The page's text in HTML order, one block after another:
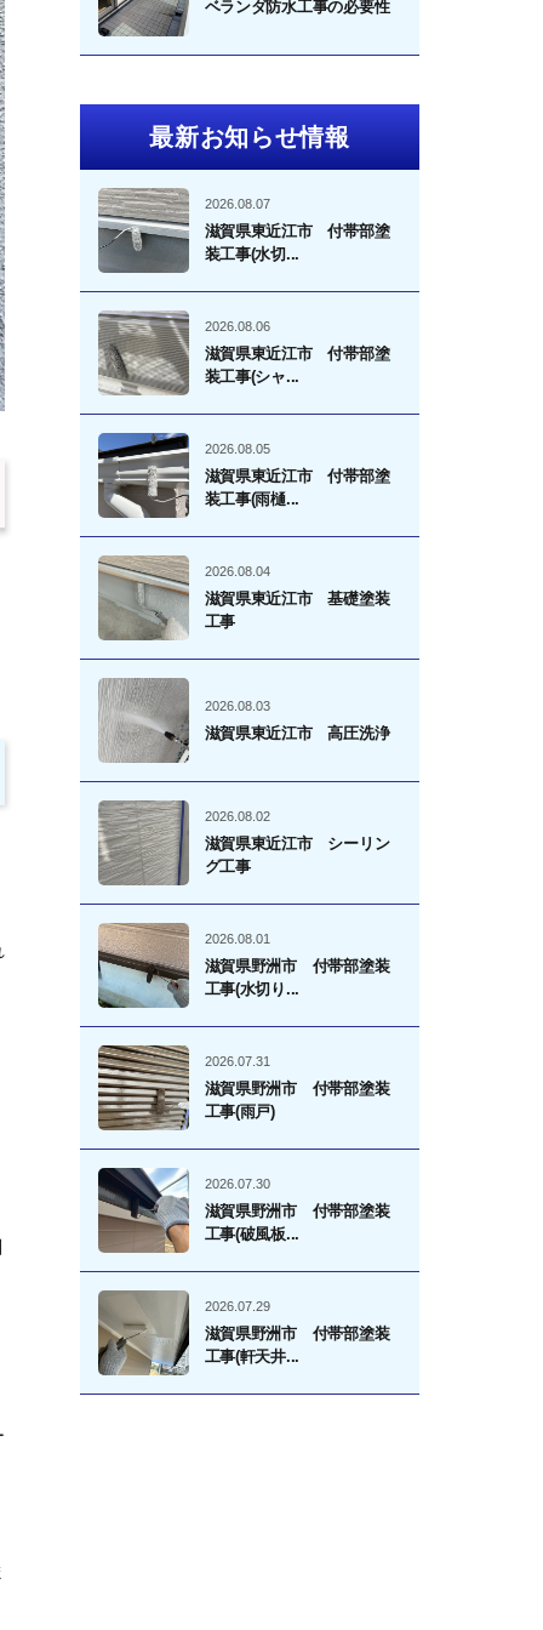
ベランダ防水工事の必要性
最新お知らせ情報
2026.08.07
滋賀県東近江市 付帯部塗
装工事(水切...
2026.08.06
滋賀県東近江市 付帯部塗
装工事(シャ...
2026.08.05
滋賀県東近江市 付帯部塗
装工事(雨樋...
2026.08.04
滋賀県東近江市 基礎塗装
工事
2026.08.03
滋賀県東近江市 高圧洗浄
2026.08.02
滋賀県東近江市 シーリン
グ工事
2026.08.01
滋賀県野洲市 付帯部塗装
工事(水切り...
2026.07.31
滋賀県野洲市 付帯部塗装
工事(雨戸)
2026.07.30
滋賀県野洲市 付帯部塗装
工事(破風板...
2026.07.29
滋賀県野洲市 付帯部塗装
工事(軒天井...